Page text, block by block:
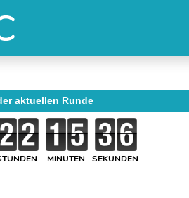
aktuellen Runde
MINUTEN SEKUNDEN